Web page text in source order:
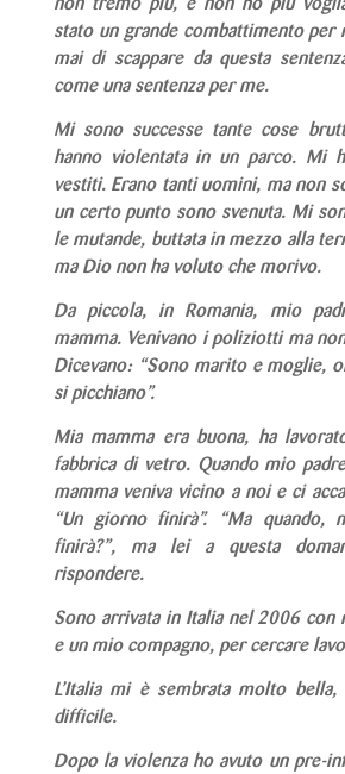
non tremo più, e non ho più
stato un grande combattimento per
mai di scappare da questa
come una sentenza per me.
Mi sono successe tante cose
hanno violentata in un parco. Mi
vestiti. Erano tanti uomini, ma non
un certo punto sono svenuta. Mi
le mutande, buttata in mezzo alla
ma Dio non ha voluto che morivo.
Da piccola, in Romania, mio
mamma. Venivano i poliziotti ma
Dicevano: “Sono marito e moglie,
si picchiano”.
Mia mamma era buona, ha
fabbrica di vetro. Quando mio
mamma veniva vicino a noi e ci
“Un giorno finirà”. “Ma quando,
finirà?”, ma lei a questa
rispondere.
Sono arrivata in Italia nel 2006 con
e un mio compagno, per cercare
L’Italia mi è sembrata molto
difficile.
Dopo la violenza ho avuto un pre-